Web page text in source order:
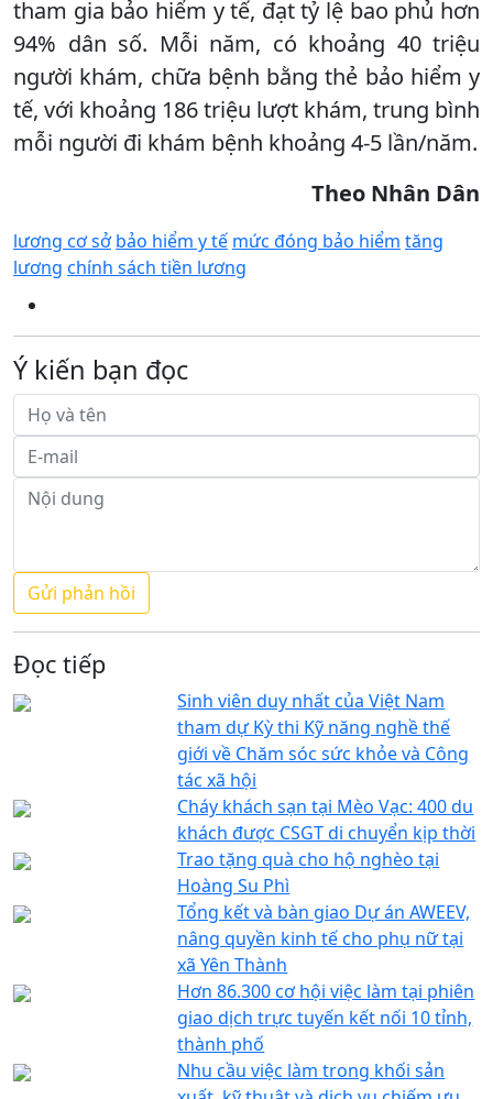
tham gia bảo hiểm y tế, đạt tỷ lệ bao phủ hơn
94% dân số. Mỗi năm, có khoảng 40 triệu
người khám, chữa bệnh bằng thẻ bảo hiểm y
tế, với khoảng 186 triệu lượt khám, trung bình
mỗi người đi khám bệnh khoảng 4-5 lần/năm.
Theo Nhân Dân
lương cơ sở bảo hiểm y tế mức đóng bảo hiểm tăng
lương chính sách tiền lương
Ý kiến bạn đọc
Đọc tiếp
Sinh viên duy nhất của Việt Nam
tham dự Kỳ thi Kỹ năng nghề thế
giới về Chăm sóc sức khỏe và Công
tác xã hội
Cháy khách sạn tại Mèo Vạc: 400 du
khách được CSGT di chuyển kịp thời
Trao tặng quà cho hộ nghèo tại
Hoàng Su Phì
Tổng kết và bàn giao Dự án AWEEV,
nâng quyền kinh tế cho phụ nữ tại
xã Yên Thành
Hơn 86.300 cơ hội việc làm tại phiên
giao dịch trực tuyến kết nối 10 tỉnh,
thành phố
Nhu cầu việc làm trong khối sản